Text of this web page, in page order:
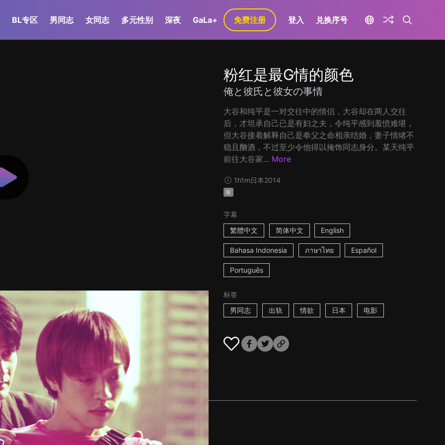
BL专区 男同志 女同志 多元性别 深夜 GaLa+ 免费注册 登入 兑换序号
粉红是最G情的颜色
俺と彼氏と彼女の事情
大谷和纯平是一对交往中的情侣，大谷却在两人交往
后，才坦承自己已是有妇之夫，令纯平感到羞愤难堪，
但大谷接着解释自己是奉父之命相亲结婚，妻子情绪不
稳且酗酒，不过至少令他得以掩饰同志身分。某天纯平
前往大谷家... More
1h1m日本2014
限
字幕
繁體中文
简体中文 English
Bahasa Indonesia ภาษาไทย Español
Português
标签
男同志
出轨 情欲 日本 电影